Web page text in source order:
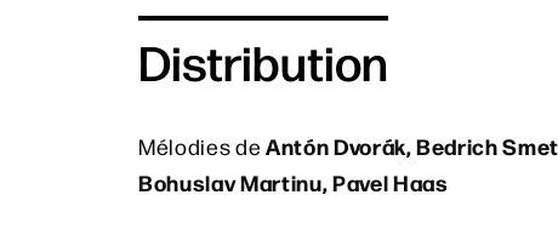
Distribution
Mélodies de Antón Dvorák, Bedrich
Bohuslav Martinu, Pavel Haas